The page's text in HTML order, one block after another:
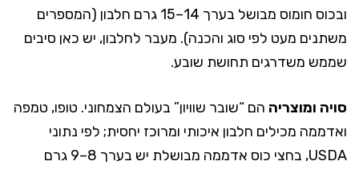
ובכוס חומוס מבושל בערך 14–15 גרם חלבון (המספרים
משתנים מעט לפי סוג והכנה). מעבר לחלבון, יש כאן סיבים
שממש משדרגים תחושת שובע.
סויה ומוצריה הם “שובר שוויון” בעולם הצמחוני. טופו, טמפה
ואדממה מכילים חלבון איכותי ומרוכז יחסית; לפי נתוני
USDA, בחצי כוס אדממה מבושלת יש בערך 8–9 גרם